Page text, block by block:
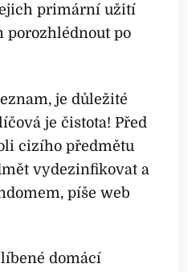
primární užití
porozhlédnout po
je důležité
je čistota! Před
cizího předmětu
vydezinfikovat a
píše web
domácí